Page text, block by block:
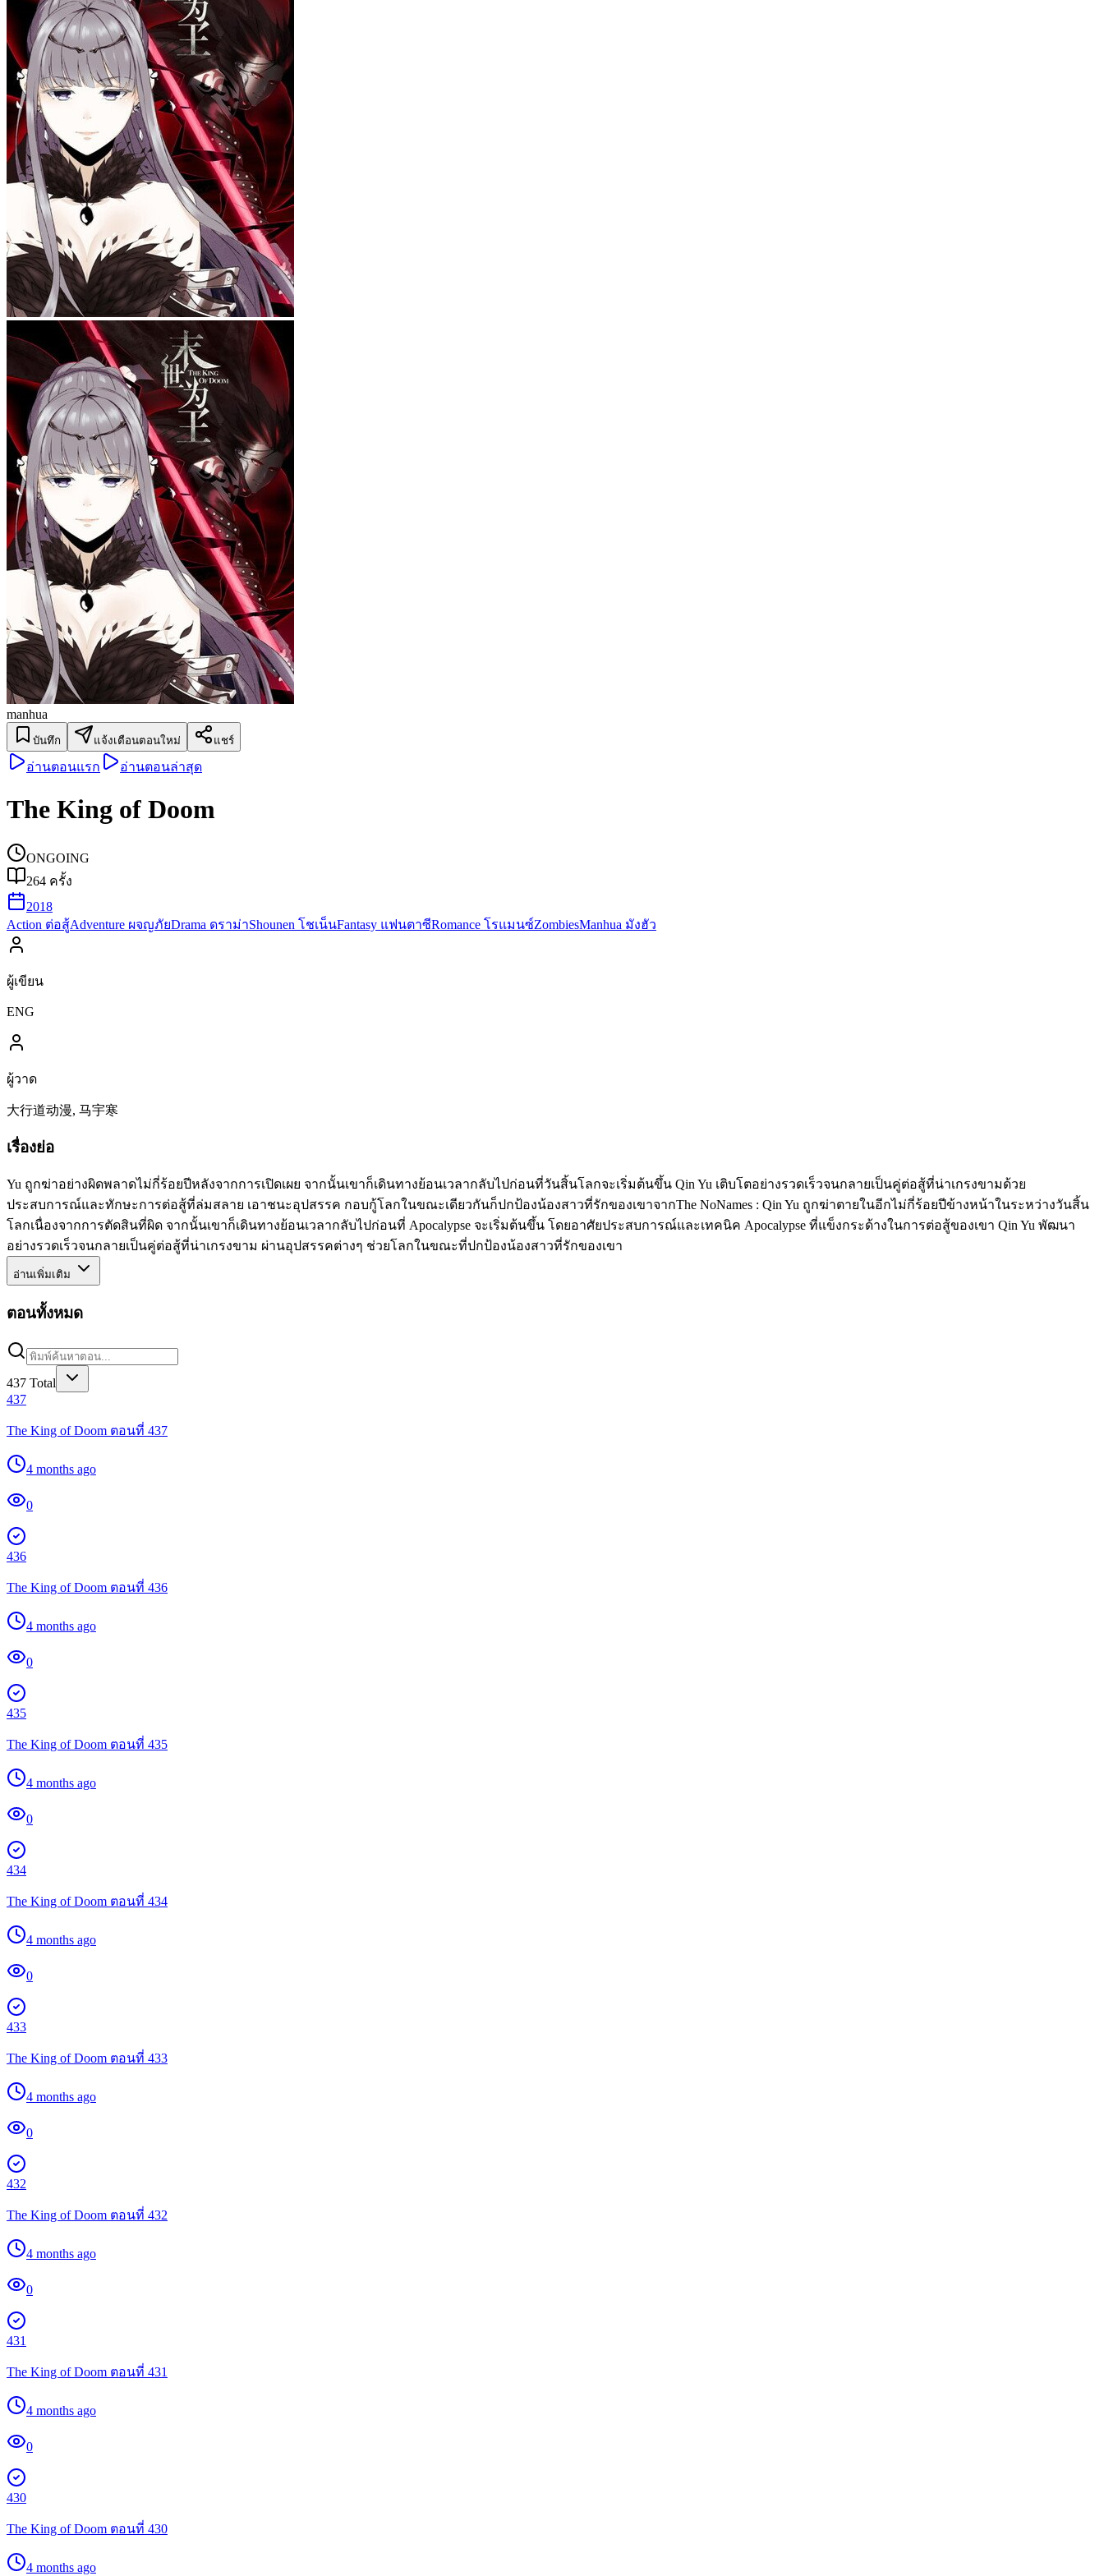
manhua
บันทึก แจ้งเตือนตอนใหม่ แชร์
อ่านตอนแรก อ่านตอนล่าสุด
The King of Doom
ONGOING
264 ครั้ง
2018
Action ต่อสู้Adventure ผจญภัยDrama ดราม่าShounen โชเน็นFantasy แฟนตาซีRomance โรแมนซ์ZombiesManhua มังฮัว
ผู้เขียน
ENG
ผู้วาด
大行道动漫, 马宇寒
เรื่องย่อ
Yu ถูกฆ่าอย่างผิดพลาดไม่กี่ร้อยปีหลังจากการเปิดเผย จากนั้นเขาก็เดินทางย้อนเวลากลับไปก่อนที่วันสิ้นโลกจะเริ่มต้นขึ้น Qin Yu เติบโตอย่างรวดเร็วจนกลายเป็นคู่ต่อสู้ที่น่าเกรงขามด้วย
ประสบการณ์และทักษะการต่อสู้ที่ล่มสลาย เอาชนะอุปสรรค กอบกู้โลกในขณะเดียวกันก็ปกป้องน้องสาวที่รักของเขาจากThe NoNames : Qin Yu ถูกฆ่าตายในอีกไม่กี่ร้อยปีข้างหน้าในระหว่างวันสิ้น
โลกเนื่องจากการตัดสินที่ผิด จากนั้นเขาก็เดินทางย้อนเวลากลับไปก่อนที่ Apocalypse จะเริ่มต้นขึ้น โดยอาศัยประสบการณ์และเทคนิค Apocalypse ที่แข็งกระด้างในการต่อสู้ของเขา Qin Yu พัฒนา
อย่างรวดเร็วจนกลายเป็นคู่ต่อสู้ที่น่าเกรงขาม ผ่านอุปสรรคต่างๆ ช่วยโลกในขณะที่ปกป้องน้องสาวที่รักของเขา
อ่านเพิ่มเติม
ตอนทั้งหมด
437 Total
437
The King of Doom ตอนที่ 437
4 months ago
0
436
The King of Doom ตอนที่ 436
4 months ago
0
435
The King of Doom ตอนที่ 435
4 months ago
0
434
The King of Doom ตอนที่ 434
4 months ago
0
433
The King of Doom ตอนที่ 433
4 months ago
0
432
The King of Doom ตอนที่ 432
4 months ago
0
431
The King of Doom ตอนที่ 431
4 months ago
0
430
The King of Doom ตอนที่ 430
4 months ago